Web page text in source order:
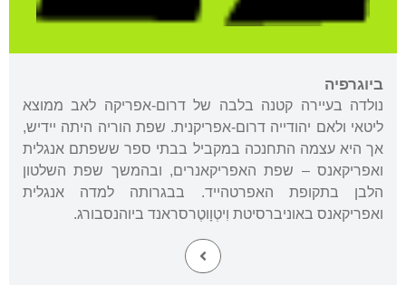
ביוגרפיה
נולדה בעיירה קטנה בלבה של דרום-אפריקה לאב ממוצא
ליטאי ולאם יהודייה דרום-אפריקנית. שפת הוריה היתה יידיש,
אך היא עצמה התחנכה במקביל בבתי ספר ששפתם אנגלית
ואפריקאנס – שפת האפריקאנרים, ובהמשך שפת השלטון
הלבן בתקופת האפרטהייד. בבגרותה למדה אנגלית
ואפריקאנס באוניברסיטת וִיטְוָוטֶרסראנד ביוהנסבורג.